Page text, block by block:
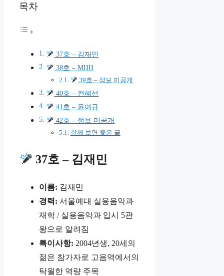
목차
37호 – 김재민
38호 – MIIII
39호 – 정보 미공개
40호 – 전혜선
41호 – 윤여규
42호 – 정보 미공개
함께 보면 좋은 글
37호 – 김재민
이름: 김재민
경력: 서울예대 실용음악과
재학 / 실용음악과 입시 5관
왕으로 알려짐
특이사항: 2004년생, 20세의
젊은 참가자로 고음역에서의
탁월한 역량 주목